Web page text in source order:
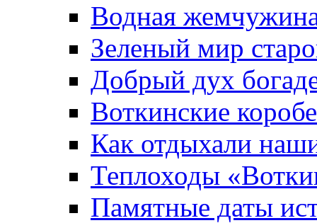
Водная
Зеленый мир
Добрый дух
Воткинские
Как отдыхали
Теплоходы
Памятные даты